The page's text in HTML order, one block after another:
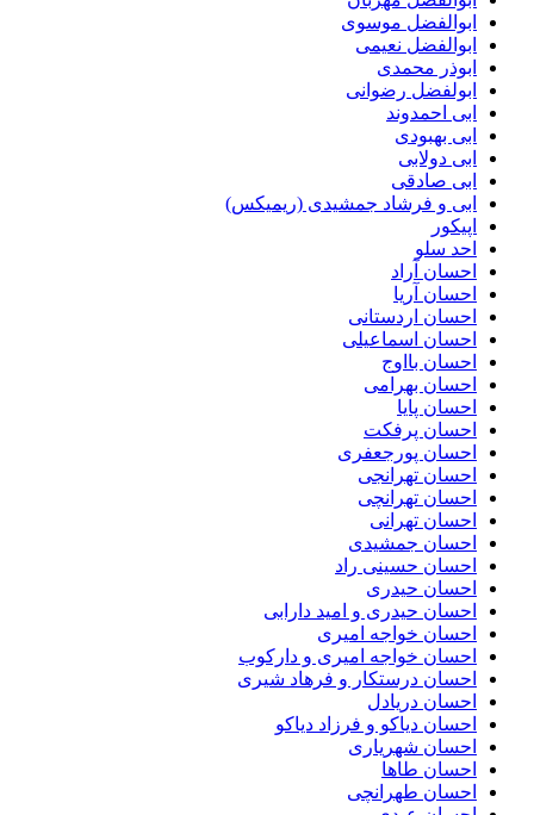
ابوالفضل موسوی
ابوالفضل نعیمی
ابوذر محمدی
ابولفضل رضوانی
ابی احمدوند
ابی بهبودی
ابی دولابی
ابی صادقی
ابی و فرشاد جمشیدی (ریمیکس)
اپیکور
احد سلو
احسان آراد
احسان آریا
احسان اردستانی
احسان اسماعیلی
احسان بااوج
احسان بهرامی
احسان پایا
احسان پرفکت
احسان پورجعفری
احسان تهرانجی
احسان تهرانچی
احسان تهرانی
احسان جمشیدی
احسان حسینی راد
احسان حیدری
احسان حیدری و امید دارابی
احسان خواجه امیری
احسان خواجه امیری و دارکوب
احسان درستكار و فرهاد شيرى
احسان دریادل
احسان دیاکو و فرزاد دیاکو
احسان شهریاری
احسان طاها
احسان طهرانچی